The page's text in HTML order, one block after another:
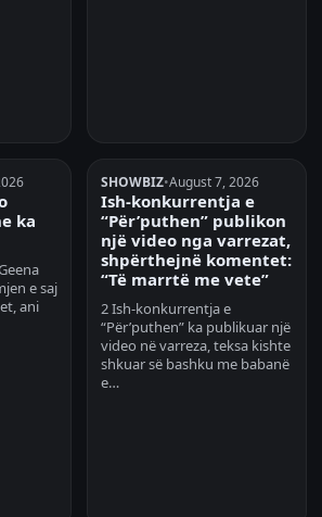
ka
e saj
ani
SHOWBIZ•August 7, 2026
Ish-konkurrentja e
“Për’puthen” publikon
një video nga varrezat,
shpërthejnë komentet:
“Të marrtë me vete”
2 Ish-konkurrentja e
“Për’puthen” ka publikuar një
video në varreza, teksa kishte
shkuar së bashku me babanë
e…